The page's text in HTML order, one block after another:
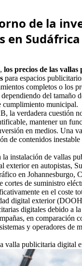
de la
en Sudáfrica
los precios de las
para espacios
completos o los
dependiendo del tamaño
cumplimiento municipal.
la verdadera cuestión
mantener un
en medios. Una
de contenidos
la instalación de vallas
exterior en autopistas,
en
cortes de suministro
en el coste
digital exterior
digitales debido a
en comparación
y operadores
valla publicitaria digital